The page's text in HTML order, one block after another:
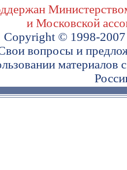
и Московской
Copyright © 1998-
вопросы и